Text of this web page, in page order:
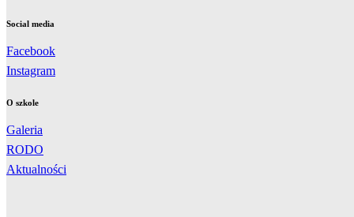
Social media
Facebook
Instagram
O szkole
Galeria
RODO
Aktualności